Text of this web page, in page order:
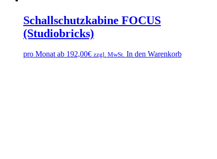
Schallschutzkabine FOCUS
(Studiobricks)
pro Monat ab 192,00€ zzgl. MwSt. In den Warenkorb